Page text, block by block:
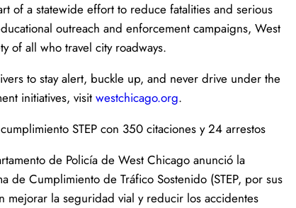
of a statewide effort to reduce fatalities and serious
outreach and enforcement campaigns, West
of all who travel city roadways.
to stay alert, buckle up, and never drive under the
initiatives, visit westchicago.org.
STEP con 350 citaciones y 24 arrestos
de Policía de West Chicago anunció la
Cumplimiento de Tráfico Sostenido (STEP, por sus
la seguridad vial y reducir los accidentes